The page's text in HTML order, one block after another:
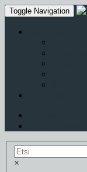
Toggle Navigation
×